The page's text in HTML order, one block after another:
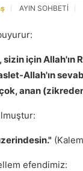
AYIN SOHBETİ
için
Allah'ın
anan
efendimiz: